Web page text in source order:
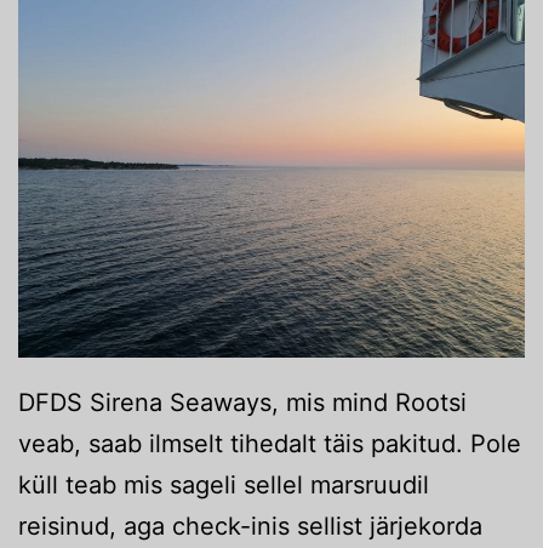
DFDS Sirena Seaways, mis mind Rootsi
veab, saab ilmselt tihedalt täis pakitud. Pole
küll teab mis sageli sellel marsruudil
reisinud, aga check-inis sellist järjekorda